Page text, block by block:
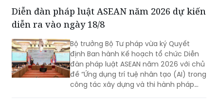
việc xây dựng hệ sinh thái số quốc gia
về phổ biến, giáo dục pháp luật.
Diễn đàn pháp luật ASEAN năm 2026 dự kiến
diễn ra vào ngày 18/8
Bộ trưởng Bộ Tư pháp vừa ký Quyết
định Ban hành Kế hoạch tổ chức Diễn
đàn pháp luật ASEAN năm 2026 với chủ
đề “Ứng dụng trí tuệ nhân tạo (AI) trong
công tác xây dựng và thi hành pháp